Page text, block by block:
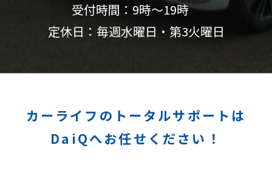
受付時間：9時〜19時
定休日：毎週水曜日・第3火曜日
カーライフのトータルサポートは
DaiQへお任せください！